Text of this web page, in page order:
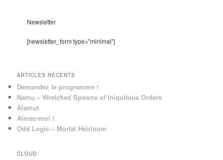
Newsletter
[newsletter_form type="minimal"]
ARTICLES RÉCENTS
Demandez le programme !
Namu – Wretched Spawns of Iniquitous Orders
Alamut
Aimez-moi !
Odd Logic – Mortal Heirloom
CLOUD